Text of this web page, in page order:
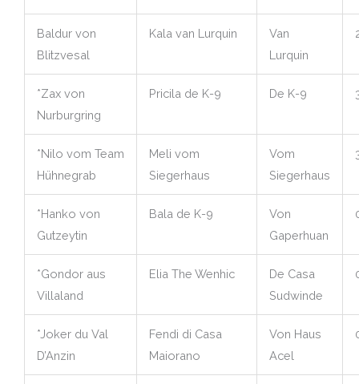
Baldur von
Blitzvesal
Kala van Lurquin
Van
Lurquin
*Zax von
Nurburgring
Pricila de K-9 De K-9
*Nilo vom Team
Hühnegrab
Meli vom
Siegerhaus
Vom
Siegerhaus
*Hanko von
Gutzeytin
Bala de K-9
Von
Gaperhuan
*Gondor aus
Villaland
Elia The Wenhic
De Casa
Sudwinde
*Joker du Val
D’Anzin
Fendi di Casa
Maiorano
Von Haus
Acel